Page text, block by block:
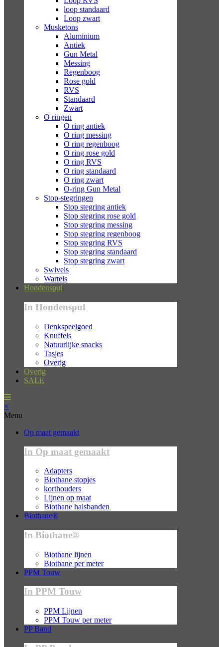
loop standaard
Loop zwart
Musketons
Aluminium
Antiek
Gun Metal
Messing
Regenboog
Rose gold
RVS
Standaard
Zwart
O ringen
O ring antiek
O ring messing
O ring regenboog
O ring rose gold
O ring RVS
O ring standaard
O ring zwart
O-ring Gun Metal
Stop-stegringen
Stop stegring antiek
Stop stegring rose gold
Stop stegring messing
Stop stegring regenboog
Stop stegring RVS
Stop stegring standaard
Stop stegring zwart
Swivels
Wartels
Hondenspul
In Hondenspul
Denkspeelgoed
Knuffels
Natuurlijke snacks
Tasjes
Overig
Overig
SALE
×
Menu
Op maat gemaakt
In Op maat gemaakt
Adapters
Biothane stopjes
korthouders
Lijnen op maat
Biothane halsbanden
Biothane®
In Biothane®
Biothane lijnen
Biothane per meter
PPM Touw
In PPM Touw
PPM Lijnen
PPM Touw per meter
PP Band